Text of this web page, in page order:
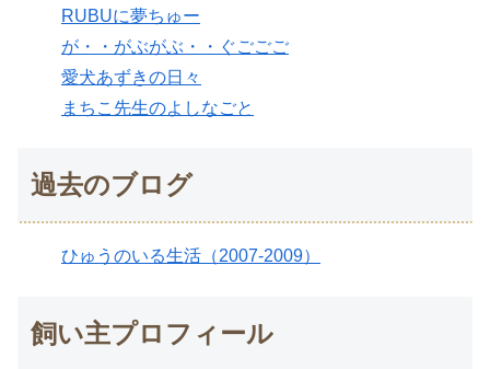
RUBUに夢ちゅー
が・・がぶがぶ・・ぐごごご
愛犬あずきの日々
まちこ先生のよしなごと
過去のブログ
ひゅうのいる生活（2007-2009）
飼い主プロフィール